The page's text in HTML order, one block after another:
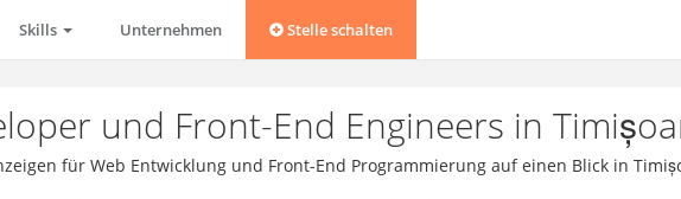
Skills Unternehmen Stelle schalten
und Front-End Engineers in
für Web Entwicklung und Front-End Programmierung auf einen Blick in